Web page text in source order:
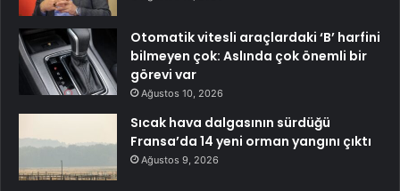
Otomatik vitesli araçlardaki ‘B’ harfini
bilmeyen çok: Aslında çok önemli bir
görevi var
Ağustos 10, 2026
Sıcak hava dalgasının sürdüğü
Fransa’da 14 yeni orman yangını çıktı
Ağustos 9, 2026